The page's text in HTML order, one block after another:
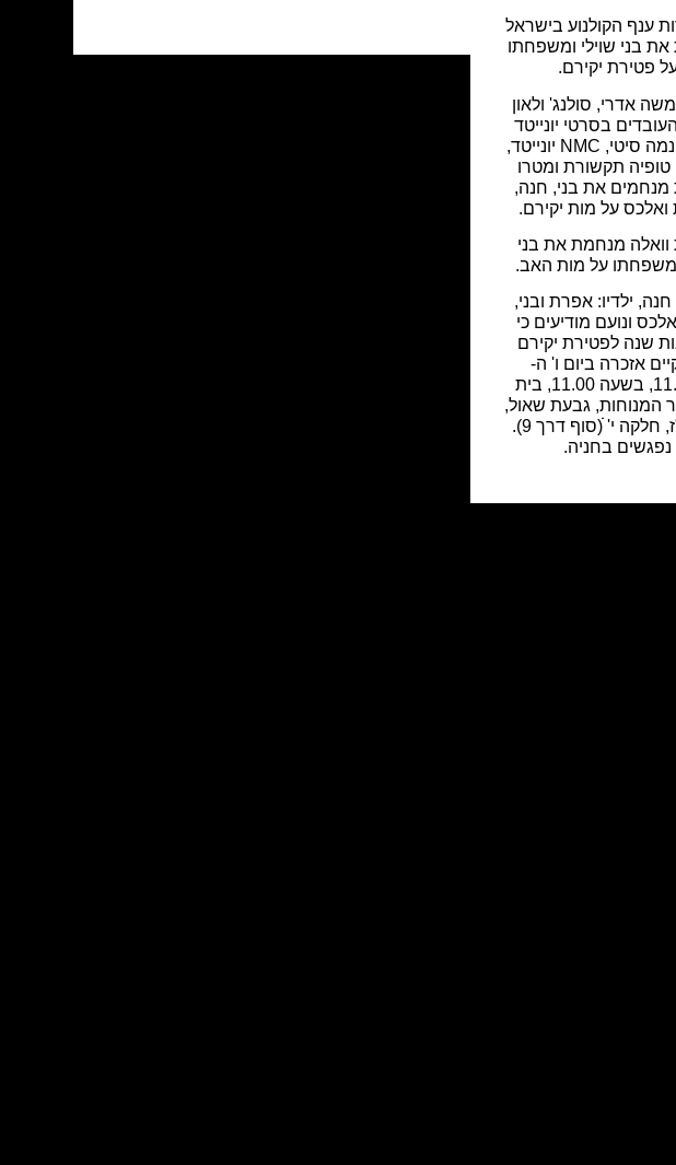
ענף הקולנוע בישראל
בני שוילי ומשפחתו
פטירת יקירם.
אדרי, סולנג' ולאון
בסרטי יונייטד
קינג, סינמה סיטי, NMC יונייטד,
תקשורת ומטרו
מנחמים את בני, חנה,
על מות יקירם.
מנחמת את בני
ומשפחתו על מות האב.
ילדיו: אפרת ובני,
אלכס ונועם מודיעים כי
שנה לפטירת יקירם
אזכרה ביום ו' ה-
11.09.13, בשעה 11.00, בית
המנוחות, גבעת שאול,
גוש מ"ז, חלקה י' ׁׁׁ(סוף דרך 9).
נפגשים בחניה.